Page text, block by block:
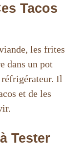
Tacos
les frites
dans un pot
réfrigérateur. Il
et de les
Tester